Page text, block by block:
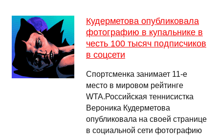
Кудерметова опубликовала
фотографию в купальнике в
честь 100 тысяч подписчиков
в соцсети
Спортсменка занимает 11-е
место в мировом рейтинге
WTA.Российская теннисистка
Вероника Кудерметова
опубликовала на своей странице
в социальной сети фотографию